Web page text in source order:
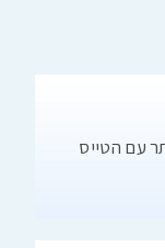
עם הטייס